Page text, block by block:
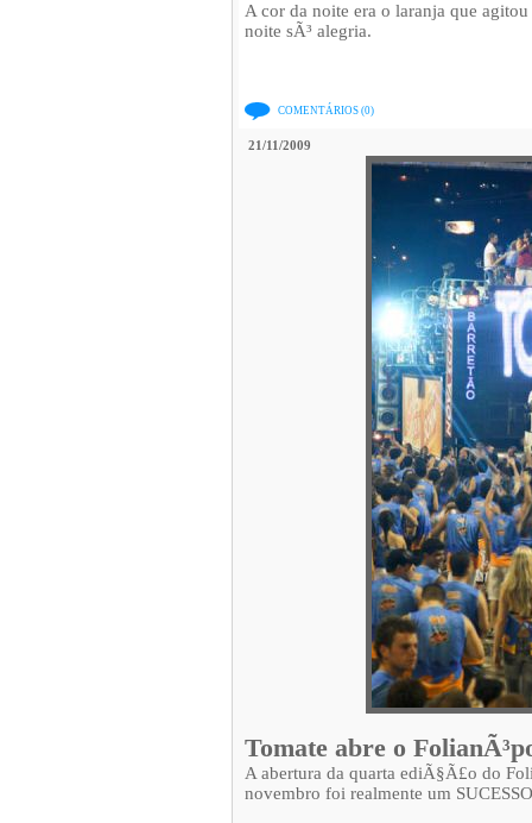
A cor da noite era o laranja que
noite sÃ³ alegria.
COMENTÁRIOS (0)
21/11/2009
Tomate abre o
A abertura da quarta ediÃ§Ã£o do
novembro foi realmente um